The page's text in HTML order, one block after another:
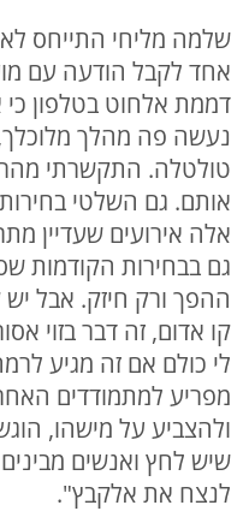
שלמה מליחי התייחס
אחד לקבל הודעה עם
דממת אלחוט בטלפון
נעשה פה מהלך
טולטלה. התקשרתי מהר
אותם. גם השלטי
אלה אירועים שעדיין
גם בבחירות הקודמות
ההפך ורק חיזק. אבל יש
קו אדום, זה דבר בזוי
לי כולם אם זה מגיע
מפריע למתמודדים
ולהצביע על מישהו,
שיש לחץ ואנשים
לנצח את אלקבץ".